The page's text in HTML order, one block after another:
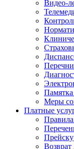
Видео-
Памятка
Меры
Платные
Возврат